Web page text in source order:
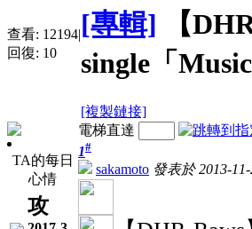
查看: 12194|
回復: 10
[專輯]
【
single「
[複製鏈接]
TA的每日
心情
攻
電梯直達
1#
sakamoto 發表於 2013-